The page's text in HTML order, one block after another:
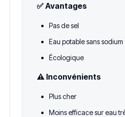
✅ Avantages
Pas de sel
Eau potable sans sodium
Écologique
⚠️ Inconvénients
Plus cher
Moins efficace sur eau